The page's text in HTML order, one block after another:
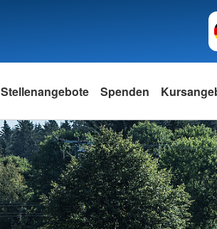
Stellenangebote Spenden